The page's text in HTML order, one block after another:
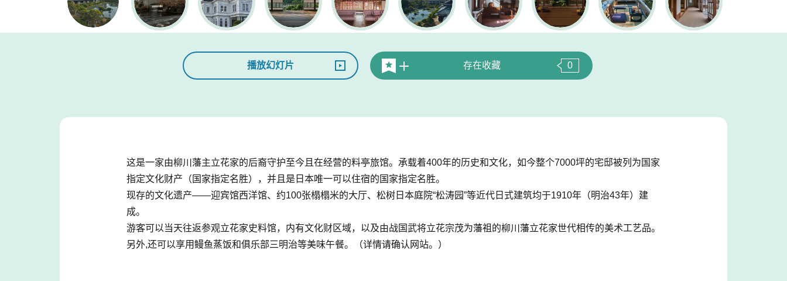
播放幻灯片 存在收藏 0
这是一家由柳川藩主立花家的后裔守护至今且在经营的料亭旅馆。承载着400年的历史和文化，如今整个7000坪的宅邸被列为国家
指定文化财产（国家指定名胜），并且是日本唯一可以住宿的国家指定名胜。
现存的文化遗产——迎宾馆西洋馆、约100张榻榻米的大厅、松树日本庭院“松涛园”等近代日式建筑均于1910年（明治43年）建
成。
游客可以当天往返参观立花家史料馆，内有文化财区域，以及由战国武将立花宗茂为藩祖的柳川藩立花家世代相传的美术工艺品。
另外,还可以享用鳗鱼蒸饭和俱乐部三明治等美味午餐。（详情请确认网站。）